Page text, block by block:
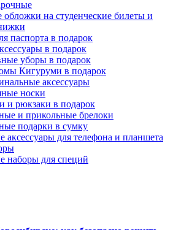
на студенческие билеты и
паспорта в подарок
в подарок
уборы в подарок
Кигуруми в подарок
аксессуары
носки
и рюкзаки в подарок
и прикольные брелоки
подарки в сумку
аксессуары для телефона и планшета
наборы для специй